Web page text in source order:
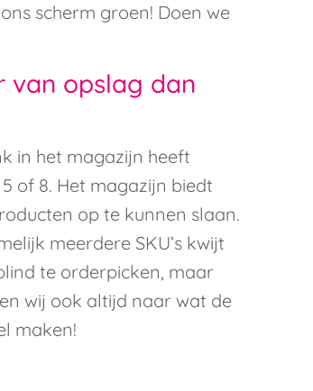
scherm groen! Doen we
van opslag dan
in het magazijn heeft
of 8. Het magazijn biedt
op te kunnen slaan.
meerdere SKU’s kwijt
te orderpicken, maar
wij ook altijd naar wat de
maken!